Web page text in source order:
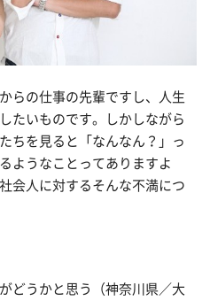
らの仕事の先輩ですし、人生
たいものです。しかしながら
ちを見ると「なんなん？」っ
ようなことってありますよ
会人に対するそんな不満につ
どうかと思う（神奈川県／大